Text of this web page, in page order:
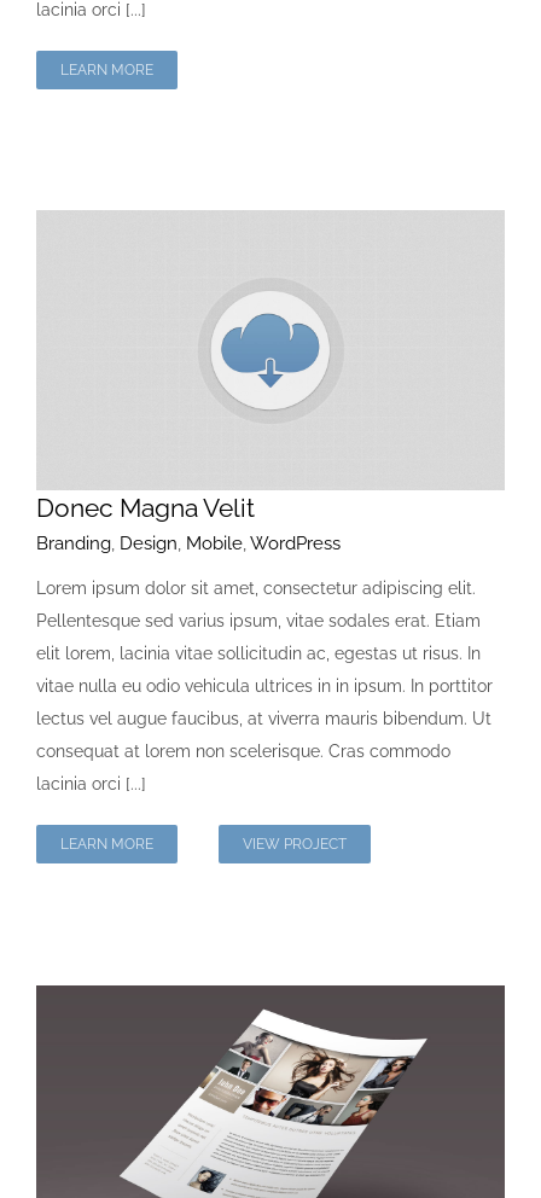
lacinia orci [...]
LEARN MORE
Donec Magna Velit
Branding, Design, Mobile,WordPress
Lorem ipsum dolor sit amet, consectetur adipiscing elit.
Pellentesque sed varius ipsum, vitae sodales erat. Etiam
elit lorem, lacinia vitae sollicitudin ac, egestas ut risus. In
vitae nulla eu odio vehicula ultrices in in ipsum. In porttitor
lectus vel augue faucibus, at viverra mauris bibendum. Ut
consequat at lorem non scelerisque. Cras commodo
lacinia orci [...]
LEARN MORE VIEW PROJECT